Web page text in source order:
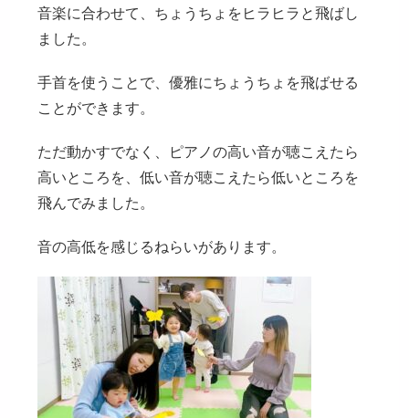
音楽に合わせて、ちょうちょをヒラヒラと飛ばし
ました。
手首を使うことで、優雅にちょうちょを飛ばせる
ことができます。
ただ動かすでなく、ピアノの高い音が聴こえたら
高いところを、低い音が聴こえたら低いところを
飛んでみました。
音の高低を感じるねらいがあります。